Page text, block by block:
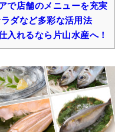
で店舗のメニューを充実
ダなど多彩な活用法
入れるなら片山水産へ！